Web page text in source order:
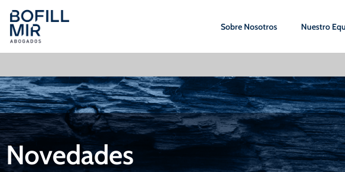
Sobre Nosotros Nuestro
Novedades